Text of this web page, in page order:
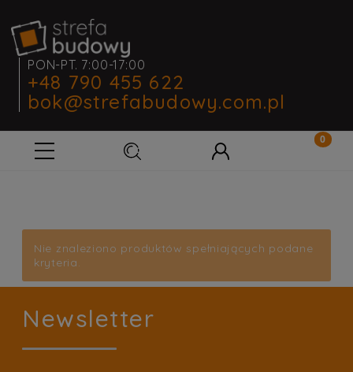
PON-PT. 7:00-17:00
+48 790 455 622
bok@strefabudowy.com.pl
Nie znaleziono produktów spełniających podane
kryteria.
Newsletter